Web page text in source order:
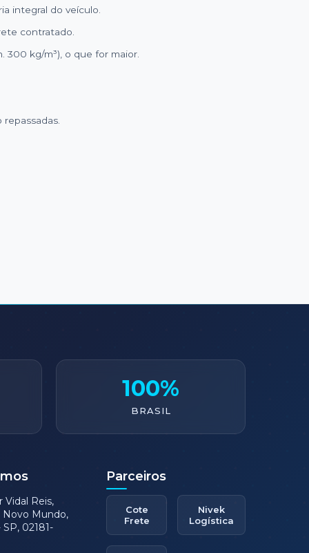
integral do veículo.
contratado.
kg/m³), o que for maior.
100%
BRASIL
Vidal Reis,
Novo Mundo,
02181-
Parceiros
Cote
Frete
Nivek
Logística